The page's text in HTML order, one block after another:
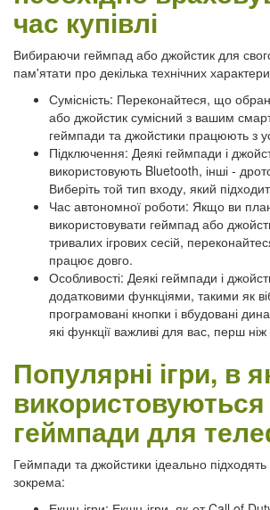
час купівлі
Вибираючи геймпад або джойстик для
пам'ятати про декілька технічних
Сумісність: Переконайтеся, що
або джойстик сумісний з вашим
геймпади та джойстики працюють з
Підключення: Деякі геймпади і
використовують Bluetooth, інші -
Виберіть той тип входу, який
Час автономної роботи: Якщо ви
використовувати геймпад або
тривалих ігрових сесій,
працює довго.
Особливості: Деякі геймпади і
додатковими функціями, такими як
програмовані кнопки і вбудовані
які функції важливі для вас, перш
Популярні ігри, в
використовуються
геймпади для
Геймпади та джойстики ідеально підходять
зокрема: